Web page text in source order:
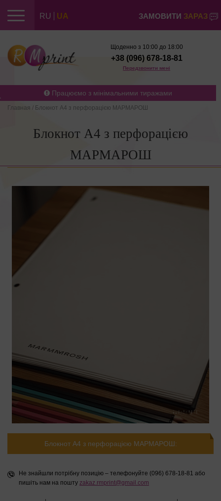
RU UA ЗАМОВИТИ ЗАРАЗ
Щоденно з 10:00 до 18:00
+38 (096) 678-18-81
Передзвонити мені
Працюємо з мінімальними тиражами
Главная / Блокнот А4 з перфорацією МАРМАРОШ
Блокнот А4 з перфорацією
МАРМАРОШ
Блокнот А4 з перфорацією МАРМАРОШ:
Не знайшли потрібну позицію – телефонуйте (096) 678-18-81 або
пишіть нам на пошту zakaz.rmprint@gmail.com